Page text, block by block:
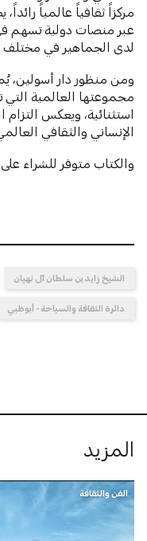
مركزاً ثقافياً عالمياً
عبر منصات دولية تسهم
لدى الجماهير في مختلف
ومن منظور دار أسولين،
مجموعتها العالمية التي
استثنائية، ويعكس التزام
الإنساني والثقافي
والكتاب متوفر للشراء
الشيخ زايد بن سلطان آل نهيان
دائرة الثقافة والسياحة - أبوظبي
المزيد
الفن والثقافة